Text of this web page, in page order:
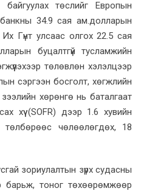
төслийг Европын
34.9 сая ам.долларын
Гүнт улсаас олгох 22.5 сая
буцалтгүй тусламжийн
төлөвлөн хэлэлцээр
сэргээн босголт, хөгжлийн
хөрөнгө нь баталгаат
хүү (SOFR) дээр 1.6 хувийн
чөлөөлөгдөх, 18
зориулалтын зүрх судасны
барьж, тоног төхөөрөмжөөр